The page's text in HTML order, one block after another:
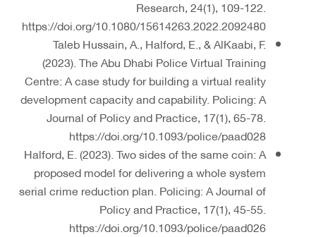
Research, 24(1), 109-122.
https://doi.org/10.1080/15614263.2022.2092480
Taleb Hussain, A., Halford, E., & AlKaabi, F.
(2023). The Abu Dhabi Police Virtual Training
Centre: A case study for building a virtual reality
development capacity and capability. Policing: A
Journal of Policy and Practice, 17(1), 65-78.
https://doi.org/10.1093/police/paad028
Halford, E. (2023). Two sides of the same coin: A
proposed model for delivering a whole system
serial crime reduction plan. Policing: A Journal of
Policy and Practice, 17(1), 45-55.
https://doi.org/10.1093/police/paad026